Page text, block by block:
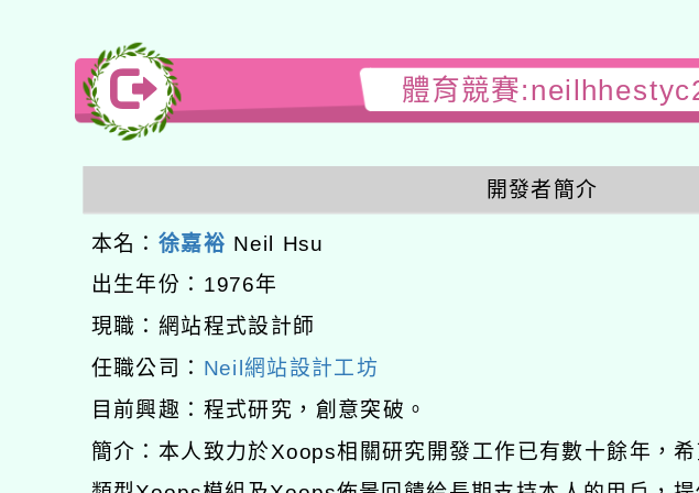
體育競賽
開發者簡介
本名： 徐嘉裕 Neil Hsu
出生年份：1976年
現職：網站程式設計師
任職公司： Neil網站設計工坊
目前興趣：程式研究，創意突破。
簡介：本人致力於Xoops相關研究開發工作已有數十餘年，